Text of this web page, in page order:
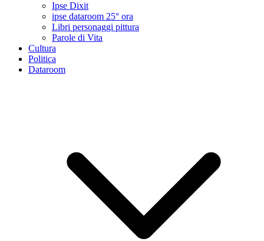
Ipse Dixit
ipse dataroom 25° ora
Libri personaggi pittura
Parole di Vita
Cultura
Politica
Dataroom